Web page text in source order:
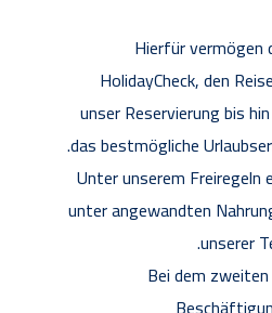
Hierfür vermögen
HolidayCheck, den
unser Reservierung bis
das bestmögliche
Unter unserem Frei­regeln
unter angewandten
unserer
Bei dem